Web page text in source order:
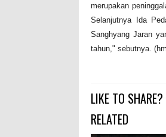
merupakan
Selanjutnya Ida
Sanghyang Jaran
tahun," sebutnya.
LIKE TO SHARE?
RELATED